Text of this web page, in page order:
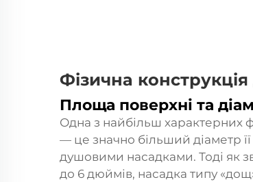
Фізична
Площа поверхні та
Одна з найбільш характерних
— це значно більший діаметр
душовими насадками. Тоді як
до 6 дюймів, насадка типу